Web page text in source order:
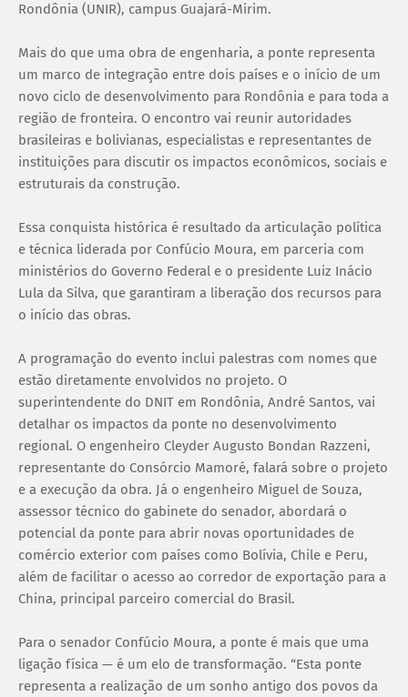
Rondônia (UNIR), campus Guajará-Mirim.
Mais do que uma obra de engenharia, a ponte representa
um marco de integração entre dois países e o início de um
novo ciclo de desenvolvimento para Rondônia e para toda a
região de fronteira. O encontro vai reunir autoridades
brasileiras e bolivianas, especialistas e representantes de
instituições para discutir os impactos econômicos, sociais e
estruturais da construção.
Essa conquista histórica é resultado da articulação política
e técnica liderada por Confúcio Moura, em parceria com
ministérios do Governo Federal e o presidente Luiz Inácio
Lula da Silva, que garantiram a liberação dos recursos para
o início das obras.
A programação do evento inclui palestras com nomes que
estão diretamente envolvidos no projeto. O
superintendente do DNIT em Rondônia, André Santos, vai
detalhar os impactos da ponte no desenvolvimento
regional. O engenheiro Cleyder Augusto Bondan Razzeni,
representante do Consórcio Mamoré, falará sobre o projeto
e a execução da obra. Já o engenheiro Miguel de Souza,
assessor técnico do gabinete do senador, abordará o
potencial da ponte para abrir novas oportunidades de
comércio exterior com países como Bolívia, Chile e Peru,
além de facilitar o acesso ao corredor de exportação para a
China, principal parceiro comercial do Brasil.
Para o senador Confúcio Moura, a ponte é mais que uma
ligação física — é um elo de transformação. “Esta ponte
representa a realização de um sonho antigo dos povos da